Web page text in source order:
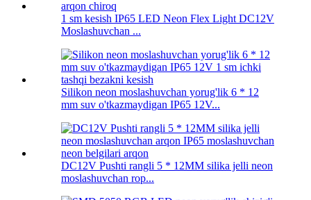
1 sm kesish IP65 LED Neon Flex Light DC12V
Moslashuvchan ...
Silikon neon moslashuvchan yorug'lik 6 * 12
mm suv o'tkazmaydigan IP65 12V...
DC12V Pushti rangli 5 * 12MM silika jelli neon
moslashuvchan rop...